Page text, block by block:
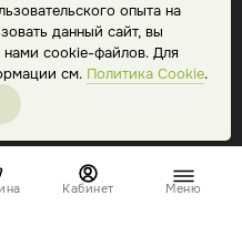
опыта на
данный сайт, вы
нами cookie-файлов. Для
см. Политика Cookie.
Кабинет Меню